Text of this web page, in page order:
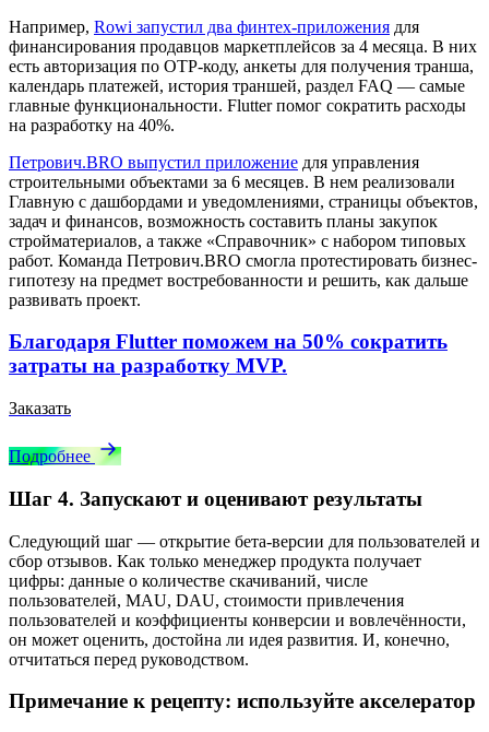
Например, Rowi запустил два финтех-приложения для
финансирования продавцов маркетплейсов за 4 месяца. В них
есть авторизация по OTP-коду, анкеты для получения транша,
календарь платежей, история траншей, раздел FAQ — самые
главные функциональности. Flutter помог сократить расходы
на разработку на 40%.
Петрович.BRO выпустил приложение для управления
строительными объектами за 6 месяцев. В нем реализовали
Главную с дашбордами и уведомлениями, страницы объектов,
задач и финансов, возможность составить планы закупок
стройматериалов, а также «Справочник» с набором типовых
работ. Команда Петрович.BRO смогла протестировать бизнес-
гипотезу на предмет востребованности и решить, как дальше
развивать проект.
Благодаря Flutter поможем на 50% сократить
затраты на разработку MVP.
Заказать
Подробнее
Шаг 4. Запускают и оценивают результаты
Следующий шаг — открытие бета-версии для пользователей и
сбор отзывов. Как только менеджер продукта получает
цифры: данные о количестве скачиваний, числе
пользователей, MAU, DAU, стоимости привлечения
пользователей и коэффициенты конверсии и вовлечённости,
он может оценить, достойна ли идея развития. И, конечно,
отчитаться перед руководством.
Примечание к рецепту: используйте акселератор